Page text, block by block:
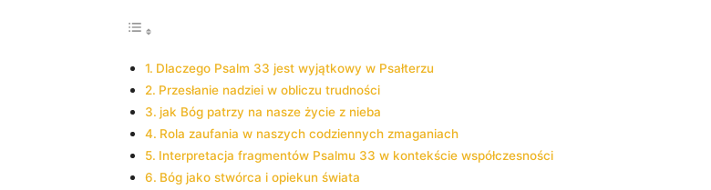
Dlaczego Psalm 33 jest wyjątkowy w Psałterzu
Przesłanie nadziei w obliczu trudności
jak Bóg patrzy na nasze życie z nieba
Rola zaufania w naszych codziennych zmaganiach
Interpretacja fragmentów Psalmu 33 w kontekście współczesności
Bóg jako stwórca i opiekun świata